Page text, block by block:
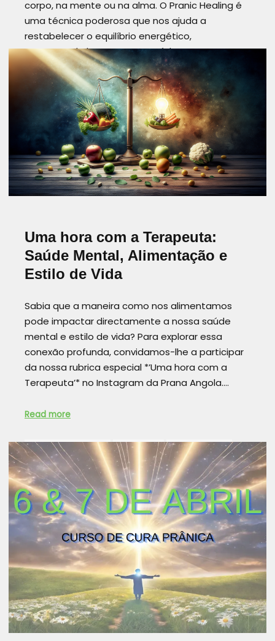
corpo, na mente ou na alma. O Pranic Healing é
uma técnica poderosa que nos ajuda a
restabelecer o equilíbrio energético,
promovendo bem-estar e saúde…
Read more
BEM ESTAR CURA ENERGÉTICA
CURA PRÂNICA
CURSO
CURSO CURA PRÂNICA BÁSICO
DESPERTAR DA CONSCIÊNCIA
NOVEMBRO
PRANA ANGOLA
PRANIC HEALING
REALIZAÇÃO PESSOAL
TWIN HEARTS MEDITAÇÃO
Uma hora com a Terapeuta:
Saúde Mental, Alimentação e
Estilo de Vida
Sabia que a maneira como nos alimentamos
pode impactar directamente a nossa saúde
mental e estilo de vida? Para explorar essa
conexão profunda, convidamos-lhe a participar
da nossa rubrica especial *’Uma hora com a
Terapeuta’* no Instagram da Prana Angola.…
Read more
AUTOCONHECIMENTO BEM ESTAR
CASAISFELIZES
CURA ENERGÉTICA
CURA PRÂNICA
DESPERTAR DA CONSCIÊNCIA
DEZEMBRO
INTIMIDADE
MEDITAÇAO
PRANA ANGOLA
PRANIC HEALING
REALIZAÇÃO PESSOAL
RELACIONAMENTOSAUDÁVEL
RETIRO
TERAPIADECASAL UMAHORACOMATERAPEUTA